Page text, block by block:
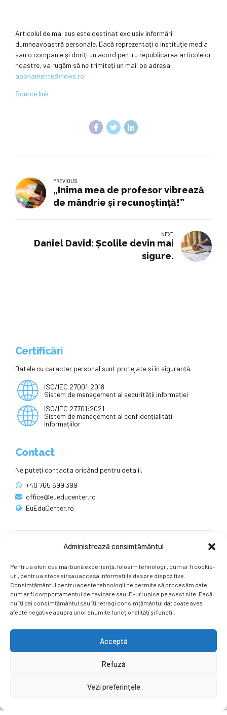
Administrează consimțământul
Pentru a oferi cea mai bună experiență, folosim tehnologii, cum ar fi cookie-
uri, pentru a stoca și/sau accesa informațiile despre dispozitive.
Consimțământul pentru aceste tehnologii ne permite să procesăm date,
cum ar fi comportamentul de navigare sau ID-uri unice pe acest site. Dacă
nu îți dai consimțământul sau îți retragi consimțământul dat poate avea
afecte negative asupra unor anumite funcționalități și funcții.
Acceptă
Refuză
Vezi preferințele
Articolul de mai sus este destinat exclusiv informării
dumneavoastră personale. Dacă reprezentaţi o instituţie media
sau o companie şi doriţi un acord pentru republicarea articolelor
noastre, va rugăm să ne trimiteţi un mail pe adresa
abonamente@news.ro.
Source link
PREVIOUS
„Inima mea de profesor vibrează
de mândrie și recunoștință!”
NEXT
Daniel David: Școlile devin mai
sigure.
Certificări
Datele cu caracter personal sunt protejate și în siguranță.
ISO/IEC 27001:2018
Sistem de management al securității informației
ISO/IEC 27701:2021
Sistem de management al confidențialității
informațiilor
Contact
Ne puteți contacta oricând pentru detalii.
+40 765 699 399
office@eueducenter.ro
EuEduCenter.ro
Ne puteți găsi și pe rețelele sociale.